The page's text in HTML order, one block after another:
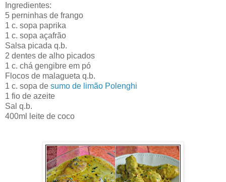
Ingredientes:
5 perninhas de frango
1 c. sopa paprika
1 c. sopa açafrão
Salsa picada q.b.
2 dentes de alho picados
1 c. chá gengibre em pó
Flocos de malagueta q.b.
1 c. sopa de sumo de limão Polenghi
1 fio de azeite
Sal q.b.
400ml leite de coco